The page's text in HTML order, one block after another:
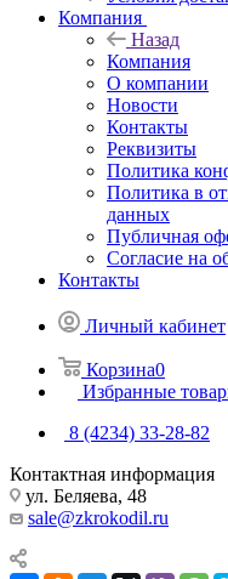
Компания
Назад
Компания
О компании
Новости
Контакты
Реквизиты
Политика
Политика в
данных
Публичная
Согласие на
Контакты
Личный кабинет
Корзина0
Избранные
8 (4234) 33-28-82
Контактная информация
ул. Беляева, 48
sale@zkrokodil.ru